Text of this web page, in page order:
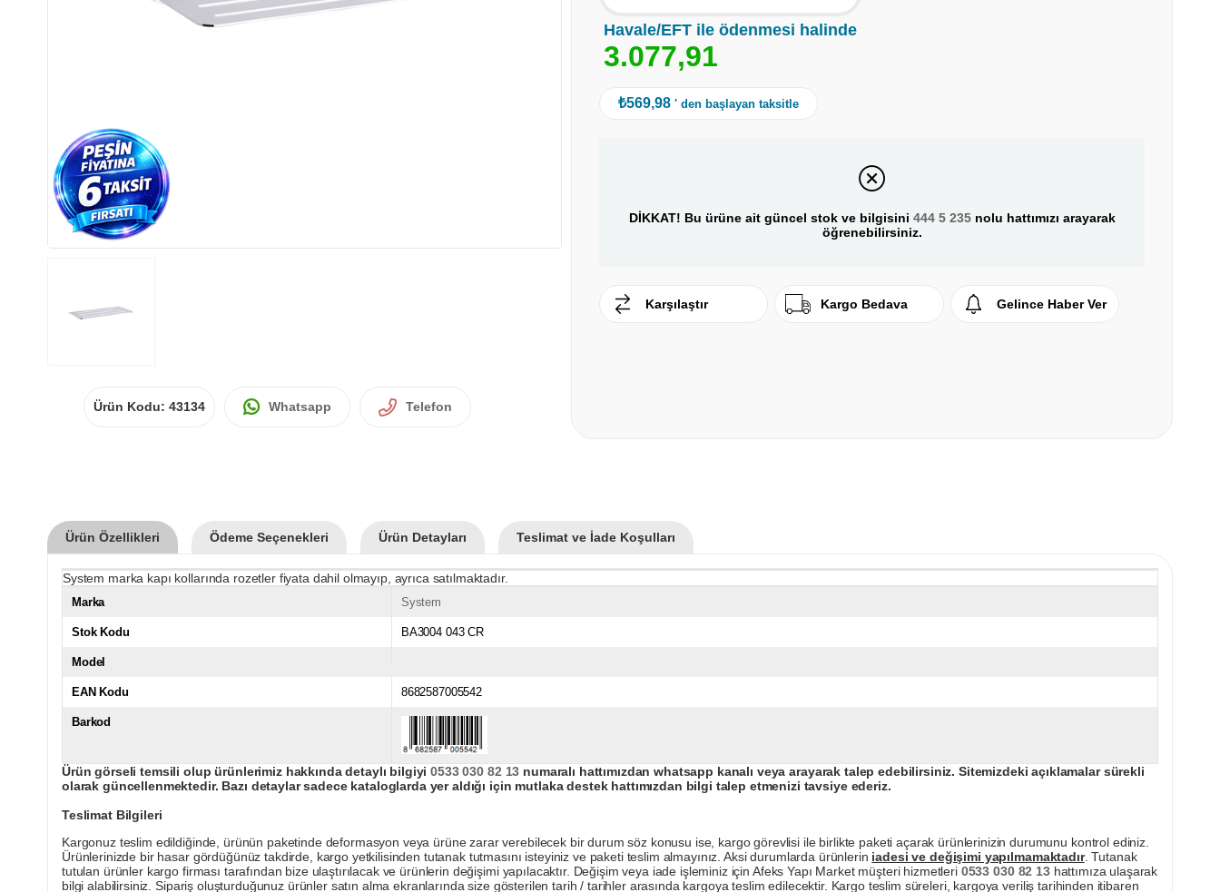
Ürün Kodu: 43134 Whatsapp Telefon
Havale/EFT ile ödenmesi halinde
3.077,91
₺569,98 ' den başlayan taksitle
DİKKAT! Bu ürüne ait güncel stok ve bilgisini 444 5 235nolu hattımızı arayarak
öğrenebilirsiniz.
Karşılaştır Kargo Bedava Gelince Haber Ver
Ürün Özellikleri Ödeme Seçenekleri Ürün Detayları Teslimat ve İade Koşulları
System marka kapı kollarında rozetler fiyata dahil olmayıp, ayrıca satılmaktadır.
Marka System
Stok Kodu BA3004 043 CR
Model
EAN Kodu 8682587005542
Barkod
Ürün görseli temsili olup ürünlerimiz hakkında detaylı bilgiyi0533 030 82 13 numaralı hattımızdan whatsapp kanalı veya arayarak talep edebilirsiniz. Sitemizdeki açıklamalar sürekli
olarak güncellenmektedir. Bazı detaylar sadece kataloglarda yer aldığı için mutlaka destek hattımızdan bilgi talep etmenizi tavsiye ederiz.
Teslimat Bilgileri
Kargonuz teslim edildiğinde, ürünün paketinde deformasyon veya ürüne zarar verebilecek bir durum söz konusu ise, kargo görevlisi ile birlikte paketi açarak ürünlerinizin durumunu kontrol ediniz.
Ürünlerinizde bir hasar gördüğünüz takdirde, kargo yetkilisinden tutanak tutmasını isteyiniz ve paketi teslim almayınız. Aksi durumlarda ürünlerin iadesi ve değişimi yapılmamaktadır. Tutanak
tutulan ürünler kargo firması tarafından bize ulaştırılacak ve ürünlerin değişimi yapılacaktır. Değişim veya iade işleminiz için Afeks Yapı Market müşteri hizmetleri 0533 030 82 13hattımıza ulaşarak
bilgi alabilirsiniz. Sipariş oluşturduğunuz ürünler satın alma ekranlarında size gösterilen tarih / tarihler arasında kargoya teslim edilecektir. Kargo teslim süreleri, kargoya veriliş tarihinden itibaren